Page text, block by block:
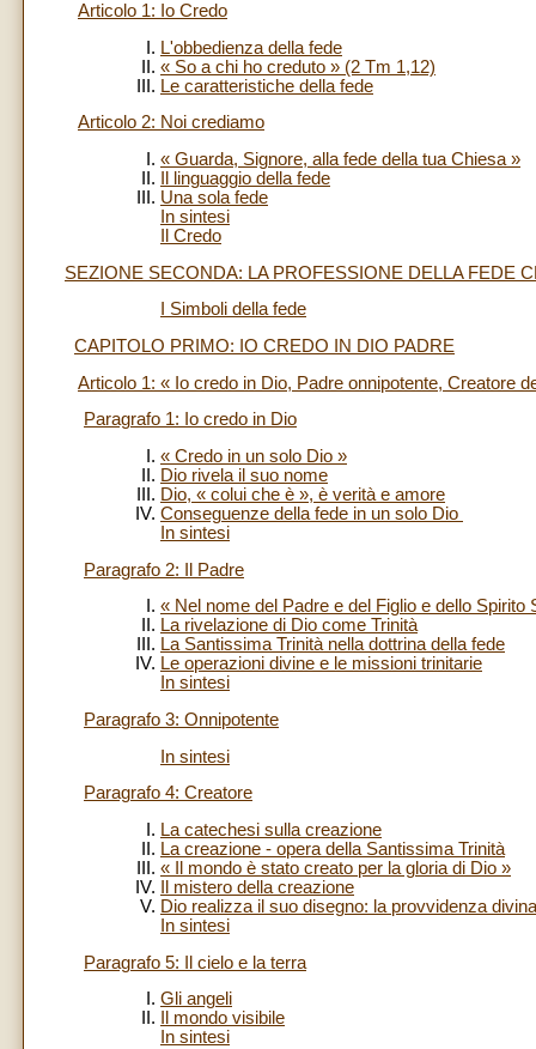
Articolo 1: Io Credo
L'obbedienza della fede
« So a chi ho creduto » (2 Tm 1,12)
Le caratteristiche della fede
Articolo 2: Noi crediamo
« Guarda, Signore, alla fede della tua Chiesa »
Il linguaggio della fede
Una sola fede
In sintesi
Il Credo
SEZIONE SECONDA: LA PROFESSIONE DELLA FEDE
I Simboli della fede
CAPITOLO PRIMO: IO CREDO IN DIO PADRE
Articolo 1: « Io credo in Dio, Padre onnipotente, Creatore
Paragrafo 1: Io credo in Dio
« Credo in un solo Dio »
Dio rivela il suo nome
Dio, « colui che è », è verità e amore
Conseguenze della fede in un solo Dio
In sintesi
Paragrafo 2: Il Padre
« Nel nome del Padre e del Figlio e dello Spirito
La rivelazione di Dio come Trinità
La Santissima Trinità nella dottrina della fede
Le operazioni divine e le missioni trinitarie
In sintesi
Paragrafo 3: Onnipotente
In sintesi
Paragrafo 4: Creatore
La catechesi sulla creazione
La creazione - opera della Santissima Trinità
« Il mondo è stato creato per la gloria di Dio »
Il mistero della creazione
Dio realizza il suo disegno: la provvidenza divina
In sintesi
Paragrafo 5: Il cielo e la terra
Gli angeli
Il mondo visibile
In sintesi